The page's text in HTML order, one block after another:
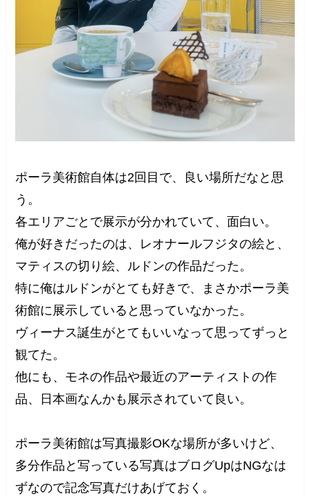
ポーラ美術館自体は2回目で、良い場所だなと思
う。
各エリアごとで展示が分かれていて、面白い。
俺が好きだったのは、レオナールフジタの絵と、
マティスの切り絵、ルドンの作品だった。
特に俺はルドンがとても好きで、まさかポーラ美
術館に展示していると思っていなかった。
ヴィーナス誕生がとてもいいなって思ってずっと
観てた。
他にも、モネの作品や最近のアーティストの作
品、日本画なんかも展示されていて良い。
ポーラ美術館は写真撮影OKな場所が多いけど、
多分作品と写っている写真はブログUpはNGなは
ずなので記念写真だけあげておく。